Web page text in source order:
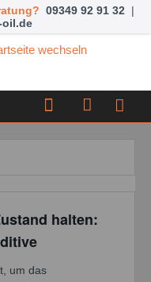
09349 92 91 32 |
oil.de
halten:
um das